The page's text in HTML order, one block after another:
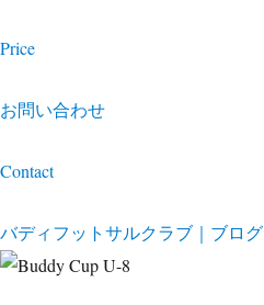
Price
お問い合わせ
Contact
バディフットサルクラブ｜ブログ